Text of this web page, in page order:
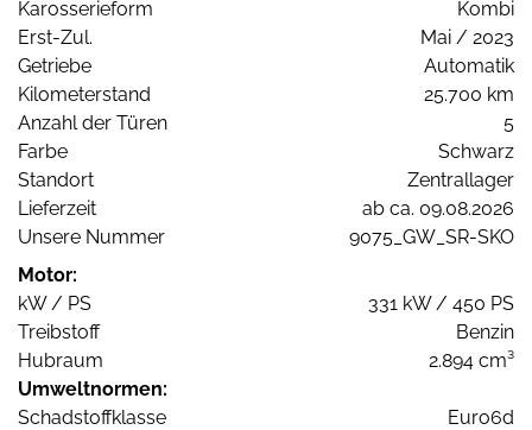
Karosserieform
Kombi
Erst-Zul.
Mai / 2023
Getriebe
Automatik
Kilometerstand
25.700 km
Anzahl der Türen
5
Farbe
Schwarz
Standort
Zentrallager
Lieferzeit
ab ca. 09.08.2026
Unsere Nummer
9075_GW_SR-SKO
Motor:
kW / PS
331 kW / 450 PS
Treibstoff
Benzin
Hubraum
2.894 cm³
Umweltnormen:
Schadstoffklasse
Euro6d